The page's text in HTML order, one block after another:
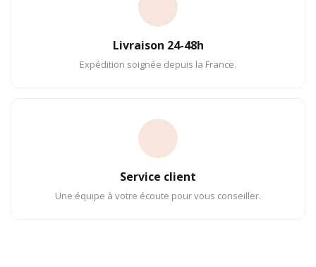
Livraison 24-48h
Expédition soignée depuis la France.
Service client
Une équipe à votre écoute pour vous conseiller.